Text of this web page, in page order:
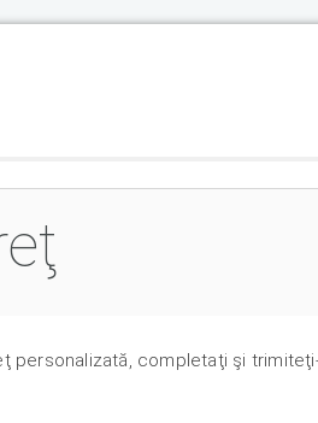
personalizată, completaţi şi